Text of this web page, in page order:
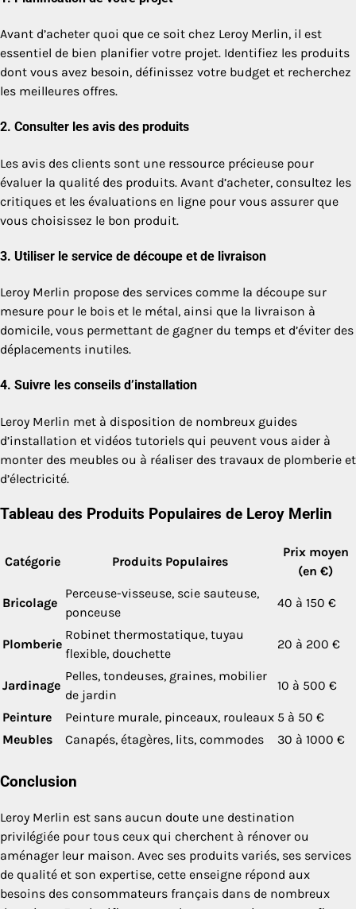
Avant d’acheter quoi que ce soit chez Leroy Merlin, il est
essentiel de bien planifier votre projet. Identifiez les produits
dont vous avez besoin, définissez votre budget et recherchez
les meilleures offres.
2. Consulter les avis des produits
Les avis des clients sont une ressource précieuse pour
évaluer la qualité des produits. Avant d’acheter, consultez les
critiques et les évaluations en ligne pour vous assurer que
vous choisissez le bon produit.
3. Utiliser le service de découpe et de livraison
Leroy Merlin propose des services comme la découpe sur
mesure pour le bois et le métal, ainsi que la livraison à
domicile, vous permettant de gagner du temps et d’éviter des
déplacements inutiles.
4. Suivre les conseils d’installation
Leroy Merlin met à disposition de nombreux guides
d’installation et vidéos tutoriels qui peuvent vous aider à
monter des meubles ou à réaliser des travaux de plomberie et
d’électricité.
Tableau des Produits Populaires de Leroy Merlin
Catégorie Produits Populaires
Prix moyen
(en €)
Bricolage
Perceuse-visseuse, scie sauteuse,
ponceuse
40 à 150 €
Plomberie
Robinet thermostatique, tuyau
flexible, douchette
20 à 200 €
Jardinage
Pelles, tondeuses, graines, mobilier
de jardin
10 à 500 €
Peinture Peinture murale, pinceaux, rouleaux 5 à 50 €
Meubles
Canapés, étagères, lits, commodes 30 à 1000 €
Conclusion
Leroy Merlin est sans aucun doute une destination
privilégiée pour tous ceux qui cherchent à rénover ou
aménager leur maison. Avec ses produits variés, ses services
de qualité et son expertise, cette enseigne répond aux
besoins des consommateurs français dans de nombreux